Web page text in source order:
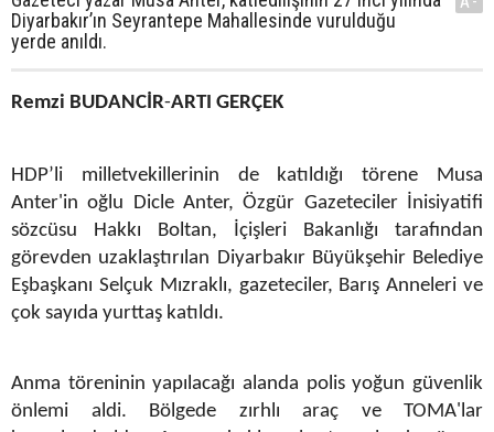
Diyarbakır’ın Seyrantepe Mahallesinde vurulduğu
yerde anıldı.
Remzi BUDANCİR-ARTI GERÇEK
HDP’li milletvekillerinin de katıldığı törene Musa
Anter'in oğlu Dicle Anter, Özgür Gazeteciler İnisiyatifi
sözcüsu Hakkı Boltan, İçişleri Bakanlığı tarafından
görevden uzaklaştırılan Diyarbakır Büyükşehir Belediye
Eşbaşkanı Selçuk Mızraklı, gazeteciler, Barış Anneleri ve
çok sayıda yurttaş katıldı.
Anma töreninin yapılacağı alanda polis yoğun güvenlik
önlemi aldi. Bölgede zırhlı araç ve TOMA'lar